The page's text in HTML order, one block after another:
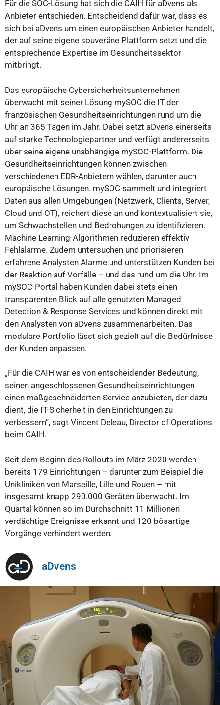
Für die SOC-Lösung hat sich die CAIH für aDvens als
Anbieter entschieden. Entscheidend dafür war, dass es
sich bei aDvens um einen europäischen Anbieter handelt,
der auf seine eigene souveräne Plattform setzt und die
entsprechende Expertise im Gesundheitssektor
mitbringt.
Das europäische Cybersicherheitsunternehmen
überwacht mit seiner Lösung mySOC die IT der
französischen Gesundheitseinrichtungen rund um die
Uhr an 365 Tagen im Jahr. Dabei setzt aDvens einerseits
auf starke Technologiepartner und verfügt andererseits
über seine eigene unabhängige mySOC-Plattform. Die
Gesundheitseinrichtungen können zwischen
verschiedenen EDR-Anbietern wählen, darunter auch
europäische Lösungen. mySOC sammelt und integriert
Daten aus allen Umgebungen (Netzwerk, Clients, Server,
Cloud und OT), reichert diese an und kontextualisiert sie,
um Schwachstellen und Bedrohungen zu identifizieren.
Machine Learning-Algorithmen reduzieren effektiv
Fehlalarme. Zudem untersuchen und priorisieren
erfahrene Analysten Alarme und unterstützen Kunden bei
der Reaktion auf Vorfälle – und das rund um die Uhr. Im
mySOC-Portal haben Kunden dabei stets einen
transparenten Blick auf alle genutzten Managed
Detection & Response Services und können direkt mit
den Analysten von aDvens zusammenarbeiten. Das
modulare Portfolio lässt sich gezielt auf die Bedürfnisse
der Kunden anpassen.
„Für die CAIH war es von entscheidender Bedeutung,
seinen angeschlossenen Gesundheitseinrichtungen
einen maßgeschneiderten Service anzubieten, der dazu
dient, die IT-Sicherheit in den Einrichtungen zu
verbessern“, sagt Vincent Deleau, Director of Operations
beim CAIH.
Seit dem Beginn des Rollouts im März 2020 werden
bereits 179 Einrichtungen – darunter zum Beispiel die
Unikliniken von Marseille, Lille und Rouen – mit
insgesamt knapp 290.000 Geräten überwacht. Im
Quartal können so im Durchschnitt 11 Millionen
verdächtige Ereignisse erkannt und 120 bösartige
Vorgänge verhindert werden.
aDvens